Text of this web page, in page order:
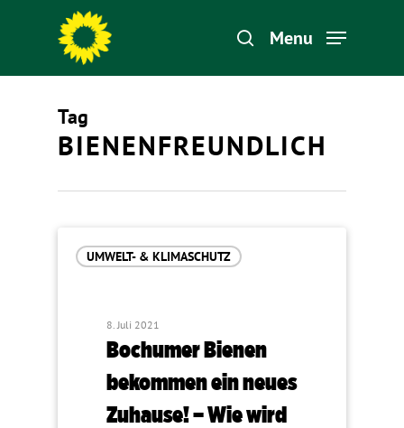
Hit enter to search or ESC to close
Menu
Tag
BIENENFREUNDLICH
UMWELT- & KLIMASCHUTZ
8. Juli 2021
Bochumer Bienen
bekommen ein neues
Zuhause! – Wie wird